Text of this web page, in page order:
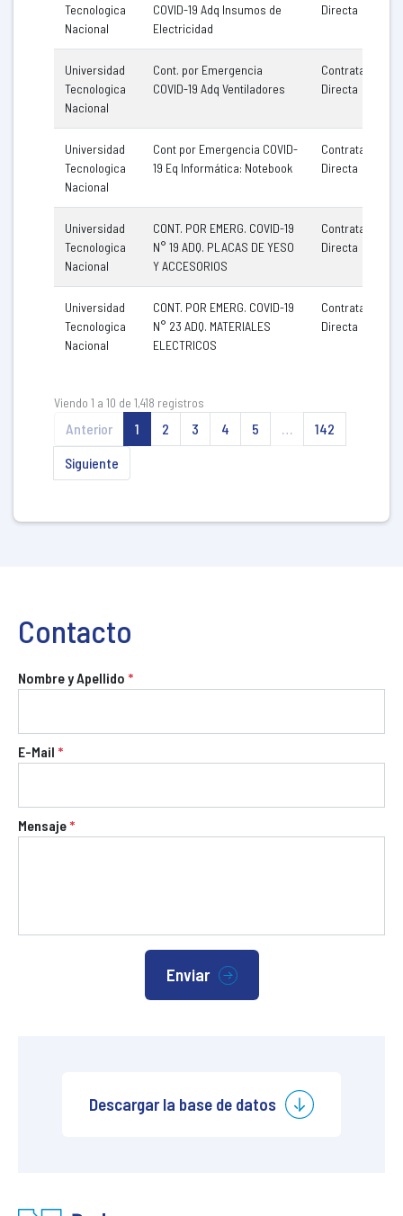
Tecnologica
Nacional
COVID-19 Adq Insumos de
Electricidad
Directa
Universidad
Tecnologica
Nacional
Cont. por Emergencia
COVID-19 Adq Ventiladores
Contratación
Directa
Universidad
Tecnologica
Nacional
Cont por Emergencia COVID-
19 Eq Informática: Notebook
Contratación
Directa
Universidad
Tecnologica
Nacional
CONT. POR EMERG. COVID-19
N° 19 ADQ. PLACAS DE YESO
Y ACCESORIOS
Contratación
Directa
Universidad
Tecnologica
Nacional
CONT. POR EMERG. COVID-19
N° 23 ADQ. MATERIALES
ELECTRICOS
Contratación
Directa
Viendo 1 a 10 de 1,418 registros
Anterior 1 2 3 4 5 …
142
Siguiente
Contacto
Nombre y Apellido *
E-Mail *
Mensaje *
Enviar
Descargar la base de datos